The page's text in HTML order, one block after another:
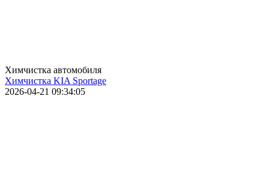
Химчистка автомобиля
Химчистка KIA Sportage
2026-04-21 09:34:05